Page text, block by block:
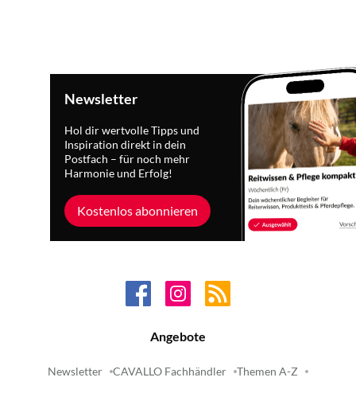
Newsletter
Hol dir wertvolle Tipps und
Inspiration direkt in dein
Postfach – für noch mehr
Harmonie und Erfolg!
Kostenlos abonnieren
Angebote
Newsletter CAVALLO Fachhändler Themen A-Z